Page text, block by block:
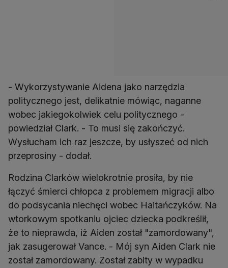
- Wykorzystywanie Aidena jako narzędzia
politycznego jest, delikatnie mówiąc, naganne
wobec jakiegokolwiek celu politycznego -
powiedział Clark. - To musi się zakończyć.
Wysłucham ich raz jeszcze, by usłyszeć od nich
przeprosiny - dodał.
Rodzina Clarków wielokrotnie prosiła, by nie
łączyć śmierci chłopca z problemem migracji albo
do podsycania niechęci wobec Haitańczyków. Na
wtorkowym spotkaniu ojciec dziecka podkreślił,
że to nieprawda, iż Aiden został "zamordowany",
jak zasugerował Vance. - Mój syn Aiden Clark nie
został zamordowany. Został zabity w wypadku